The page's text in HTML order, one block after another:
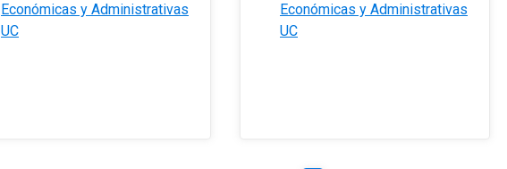
Económicas y Administrativas
UC
Económicas y Administrativas
UC